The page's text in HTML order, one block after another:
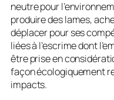
neutre pour
produire des lames,
déplacer pour ses
liées à l’escrime dont
être prise en
façon écologiquement
impacts.